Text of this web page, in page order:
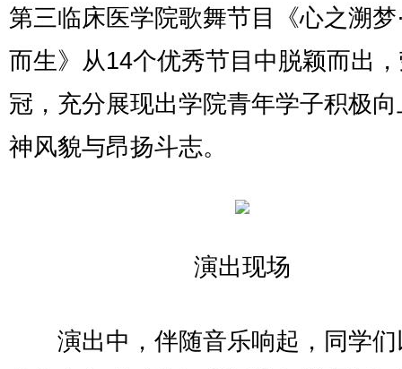
第三临床医学院歌舞节目《心之溯梦
而生》从14个优秀节目中脱颖而出
冠，充分展现出学院青年学子积极
神风貌与昂扬斗志。
演出现场
演出中，伴随音乐响起，同学们